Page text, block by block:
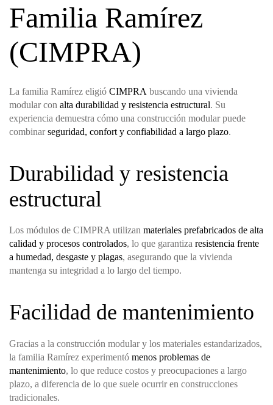
Familia Ramírez
(CIMPRA)
La familia Ramírez eligió CIMPRA buscando una vivienda
modular con alta durabilidad y resistencia estructural. Su
experiencia demuestra cómo una construcción modular puede
combinarseguridad, confort y confiabilidad a largo plazo.
Durabilidad y resistencia
estructural
Los módulos de CIMPRA utilizan materiales prefabricados de alta
calidad y procesos controlados, lo que garantiza resistencia frente
a humedad, desgaste y plagas, asegurando que la vivienda
mantenga su integridad a lo largo del tiempo.
Facilidad de mantenimiento
Gracias a la construcción modular y los materiales estandarizados,
la familia Ramírez experimentó menos problemas de
mantenimiento, lo que reduce costos y preocupaciones a largo
plazo, a diferencia de lo que suele ocurrir en construcciones
tradicionales.